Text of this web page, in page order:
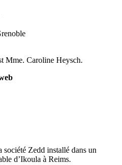
Mme. Caroline Heysch.
société Zedd installé dans un
d’Ikoula à Reims.